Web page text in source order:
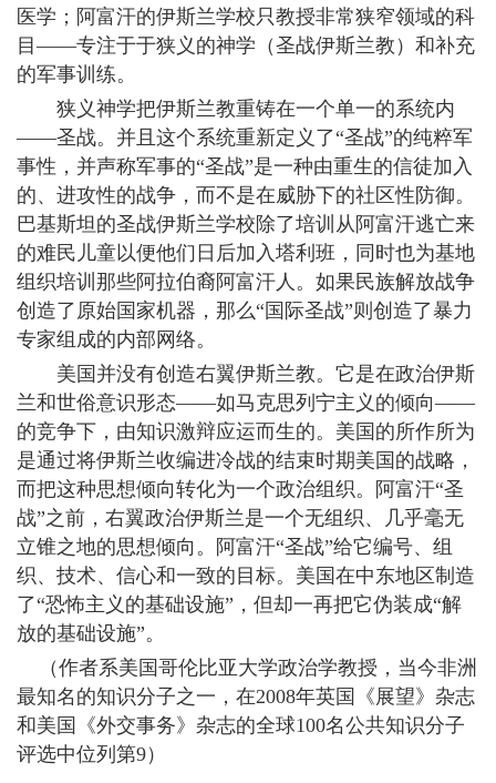
医学；阿富汗的伊斯兰学校只教授非常狭窄领域的科
目——专注于于狭义的神学（圣战伊斯兰教）和补充
的军事训练。
狭义神学把伊斯兰教重铸在一个单一的系统内
——圣战。并且这个系统重新定义了“圣战”的纯粹军
事性，并声称军事的“圣战”是一种由重生的信徒加入
的、进攻性的战争，而不是在威胁下的社区性防御。
巴基斯坦的圣战伊斯兰学校除了培训从阿富汗逃亡来
的难民儿童以便他们日后加入塔利班，同时也为基地
组织培训那些阿拉伯裔阿富汗人。如果民族解放战争
创造了原始国家机器，那么“国际圣战”则创造了暴力
专家组成的内部网络。
美国并没有创造右翼伊斯兰教。它是在政治伊斯
兰和世俗意识形态——如马克思列宁主义的倾向——
的竞争下，由知识激辩应运而生的。美国的所作所为
是通过将伊斯兰收编进冷战的结束时期美国的战略，
而把这种思想倾向转化为一个政治组织。阿富汗“圣
战”之前，右翼政治伊斯兰是一个无组织、几乎毫无
立锥之地的思想倾向。阿富汗“圣战”给它编号、组
织、技术、信心和一致的目标。美国在中东地区制造
了“恐怖主义的基础设施”，但却一再把它伪装成“解
放的基础设施”。
（作者系美国哥伦比亚大学政治学教授，当今非洲
最知名的知识分子之一，在2008年英国《展望》杂志
和美国《外交事务》杂志的全球100名公共知识分子
评选中位列第9）